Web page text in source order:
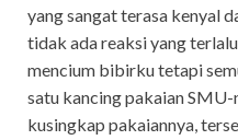
yang sangat terasa kenyal
tidak ada reaksi yang
mencium bibirku tetapi
satu kancing pakaian SMU-
kusingkap pakaiannya,